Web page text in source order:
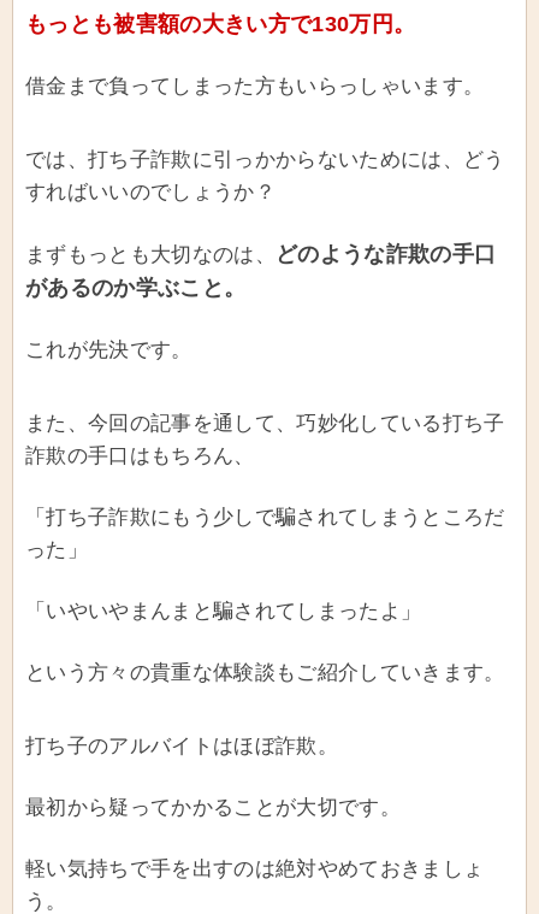
もっとも被害額の大きい方で130万円。
借金まで負ってしまった方もいらっしゃいます。
では、打ち子詐欺に引っかからないためには、どう
すればいいのでしょうか？
まずもっとも大切なのは、
どのような詐欺の手口
があるのか学ぶこと。
これが先決です。
また、今回の記事を通して、巧妙化している打ち子
詐欺の手口はもちろん、
「打ち子詐欺にもう少しで騙されてしまうところだ
った」
「いやいやまんまと騙されてしまったよ」
という方々の貴重な体験談もご紹介していきます。
打ち子のアルバイトはほぼ詐欺。
最初から疑ってかかることが大切です。
軽い気持ちで手を出すのは絶対やめておきましょ
う。